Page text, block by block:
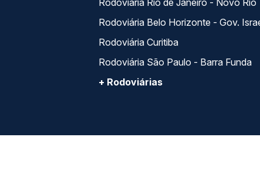
Rodoviária Rio de Janeiro - Novo Rio
Rodoviária Belo Horizonte - Gov.
Rodoviária Curitiba
Rodoviária São Paulo - Barra Funda
+ Rodoviárias